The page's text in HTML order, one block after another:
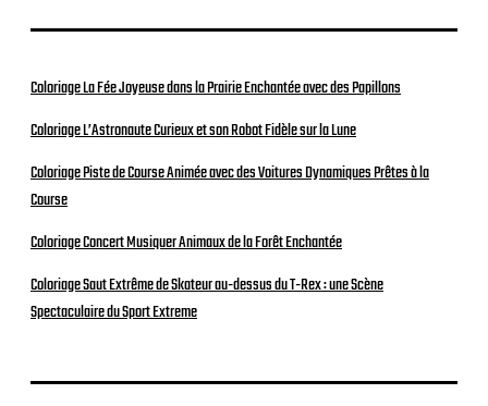
Coloriage La Fée Joyeuse dans la Prairie Enchantée avec des Papillons
Coloriage L’Astronaute Curieux et son Robot Fidèle sur la Lune
Coloriage Piste de Course Animée avec des Voitures Dynamiques Prêtes à la
Course
Coloriage Concert Musiquer Animaux de la Forêt Enchantée
Coloriage Saut Extrême de Skateur au-dessus du T-Rex : une Scène
Spectaculaire du Sport Extreme